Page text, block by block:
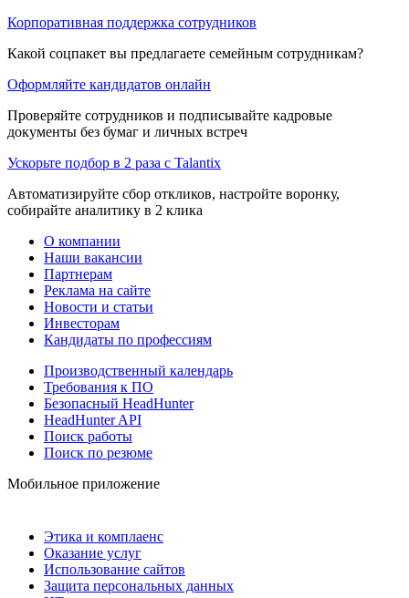
Корпоративная поддержка сотрудников
Какой соцпакет вы предлагаете семейным сотрудникам?
Оформляйте кандидатов онлайн
Проверяйте сотрудников и подписывайте кадровые
документы без бумаг и личных встреч
Ускорьте подбор в 2 раза с Talantix
Автоматизируйте сбор откликов, настройте воронку,
собирайте аналитику в 2 клика
О компании
Наши вакансии
Партнерам
Реклама на сайте
Новости и статьи
Инвесторам
Кандидаты по профессиям
Производственный календарь
Требования к ПО
Безопасный HeadHunter
HeadHunter API
Поиск работы
Поиск по резюме
Мобильное приложение
Этика и комплаенс
Оказание услуг
Использование сайтов
Защита персональных данных